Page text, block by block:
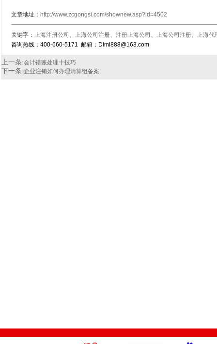
文章地址： http://www.zcgongsi.com/shownew.asp?id=4502
关键字： 上海注册公司 、 上海公司注册、 注册上海公司 、 上海公司注册、 上海代
咨询热线：400-660-5171 邮箱：Dimi888@163.com
上一条:会计错账处理十技巧
下一条:企业注销如何办理清算组备案